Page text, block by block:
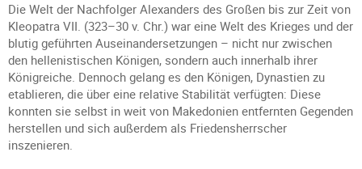
Die Welt der Nachfolger Alexanders des Großen bis zur Zeit von
Kleopatra VII. (323–30 v. Chr.) war eine Welt des Krieges und der
blutig geführten Auseinandersetzungen – nicht nur zwischen
den hellenistischen Königen, sondern auch innerhalb ihrer
Königreiche. Dennoch gelang es den Königen, Dynastien zu
etablieren, die über eine relative Stabilität verfügten: Diese
konnten sie selbst in weit von Makedonien entfernten Gegenden
herstellen und sich außerdem als Friedensherrscher
inszenieren.